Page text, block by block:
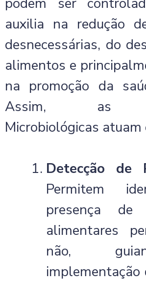
auxilia na redução
desnecessárias, do
alimentos e
na promoção da
Assim, as
Microbiológicas atuam
Detecção de
Permitem
presença de
alimentares
não,
implementação